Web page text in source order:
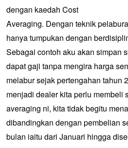
dengan kaedah Cost
Averaging. Dengan teknik
hanya tumpukan dengan
Sebagai contoh aku akan simpan
dapat gaji tanpa mengira harga
melabur sejak pertengahan tahun
menjadi dealer kita perlu membeli
averaging ni, kita tidak begitu
dibandingkan dengan pembelian
bulan iaitu dari Januari hingga